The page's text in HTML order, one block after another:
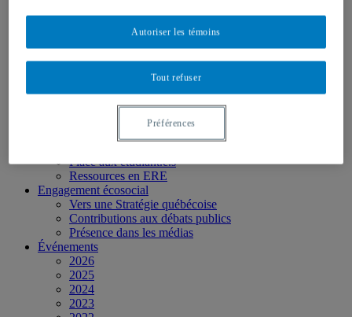
4) Formation initiale et continue
➜ Autochtonisation
Projets fondateurs et passés
Publications
Publications des membres
Publications du Centr’ERE
Thèses et mémoires
Place aux étudiant.e.s
Ressources en ERE
Engagement écosocial
Vers une Stratégie québécoise
Contributions aux débats publics
Présence dans les médias
Événements
2026
2025
2024
2023
Tout refuser
Autoriser les témoins
Préférences